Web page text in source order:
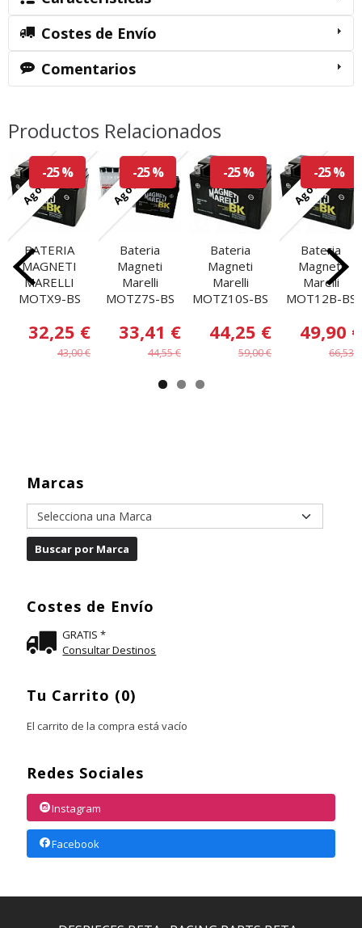
Marcas
Costes de Envío
GRATIS *
Consultar Destinos
Tu Carrito (0)
El carrito de la compra está vacío
Redes Sociales
Instagram
Facebook
Costes de Envío
Comentarios
Productos Relacionados
Agotado
-25 %
BATERIA
MAGNETI
MARELLI
MOTX9-BS
32,25 €
43,00 €
Agotado
-25 %
Bateria
Magneti
Marelli
MOTZ7S-BS
33,41 €
44,55 €
-25 %
Bateria
Magneti
Marelli
MOTZ10S-BS
44,25 €
59,00 €
Agotado
-25 %
Bateria
Magneti
Marelli
MOT12B-BS
49,90 €
66,53 €